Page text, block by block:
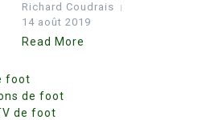
Richard Coudrais
14 août 2019
Read More
foot
de foot
de foot